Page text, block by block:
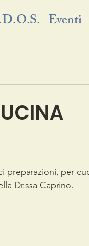
Eventi
Dr.ssa Caprino.